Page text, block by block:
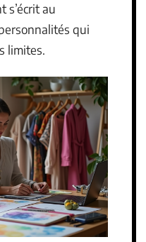
s’écrit au
qui
limites.